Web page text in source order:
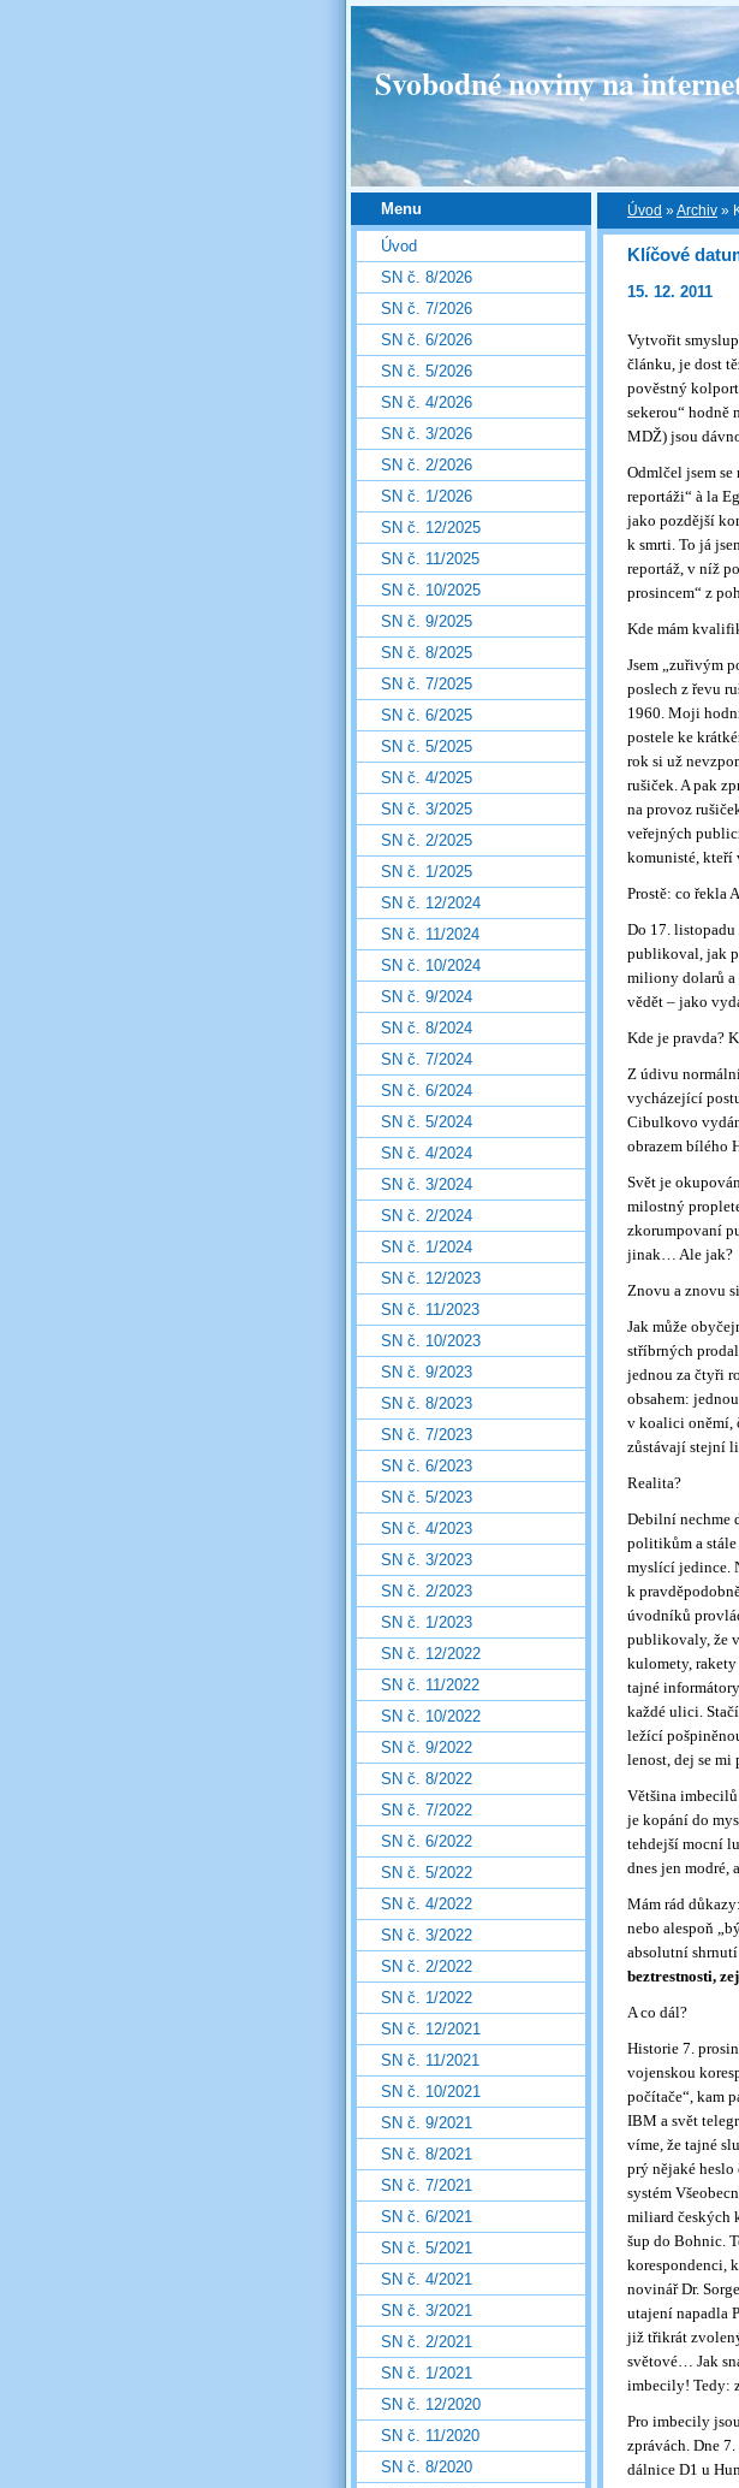
Svobodné noviny na
Úvod »Archiv »
Klíčové
15. 12. 2011
Vytvořit
článku, je dost
pověstný
sekerou“ hodně
MDŽ) jsou
Odmlčel jsem
reportáži“ à la
jako pozdější
k smrti. To já
reportáž, v níž
prosincem“ z
Kde mám
Jsem „zuřivým
poslech z řevu
1960. Moji
postele ke
rok si už
rušiček. A pak
na provoz
veřejných
komunisté, kteří
Prostě: co řekla
Do 17.
publikoval, jak
miliony dolarů a
vědět – jako
Kde je pravda?
Z údivu
vycházející
Cibulkovo
obrazem bílého
Svět je
milostný
zkorumpovaní
jinak… Ale jak?
Znovu a znovu
Jak může
stříbrných
jednou za čtyři
obsahem:
v koalici oněmí,
zůstávají stejní
Realita?
Debilní nechme
politikům a stále
myslící jedince.
k
úvodníků
publikovaly, že
kulomety,
tajné
každé ulici.
ležící
lenost, dej se mi
Většina
je kopání do
tehdejší mocní
dnes jen modré,
Mám rád
nebo alespoň
absolutní
beztrestnosti,
A co dál?
Historie 7.
vojenskou
počítače“, kam
IBM a svět
víme, že tajné
prý nějaké
systém
miliard českých
šup do Bohnic.
korespondenci,
novinář Dr.
utajení napadla
již třikrát
světové… Jak
imbecily! Tedy:
Pro imbecily
zprávách. Dne
dálnice D1 u
Menu
Úvod
SN č. 8/2026
SN č. 7/2026
SN č. 6/2026
SN č. 5/2026
SN č. 4/2026
SN č. 3/2026
SN č. 2/2026
SN č. 1/2026
SN č. 12/2025
SN č. 11/2025
SN č. 10/2025
SN č. 9/2025
SN č. 8/2025
SN č. 7/2025
SN č. 6/2025
SN č. 5/2025
SN č. 4/2025
SN č. 3/2025
SN č. 2/2025
SN č. 1/2025
SN č. 12/2024
SN č. 11/2024
SN č. 10/2024
SN č. 9/2024
SN č. 8/2024
SN č. 7/2024
SN č. 6/2024
SN č. 5/2024
SN č. 4/2024
SN č. 3/2024
SN č. 2/2024
SN č. 1/2024
SN č. 12/2023
SN č. 11/2023
SN č. 10/2023
SN č. 9/2023
SN č. 8/2023
SN č. 7/2023
SN č. 6/2023
SN č. 5/2023
SN č. 4/2023
SN č. 3/2023
SN č. 2/2023
SN č. 1/2023
SN č. 12/2022
SN č. 11/2022
SN č. 10/2022
SN č. 9/2022
SN č. 8/2022
SN č. 7/2022
SN č. 6/2022
SN č. 5/2022
SN č. 4/2022
SN č. 3/2022
SN č. 2/2022
SN č. 1/2022
SN č. 12/2021
SN č. 11/2021
SN č. 10/2021
SN č. 9/2021
SN č. 8/2021
SN č. 7/2021
SN č. 6/2021
SN č. 5/2021
SN č. 4/2021
SN č. 3/2021
SN č. 2/2021
SN č. 1/2021
SN č. 12/2020
SN č. 11/2020
SN č. 8/2020